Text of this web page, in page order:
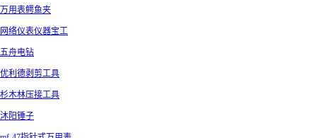
万用表鳄鱼夹
网络仪表仪器宝工
五舟电钻
优利德剥剪工具
杉木林压接工具
沐阳锤子